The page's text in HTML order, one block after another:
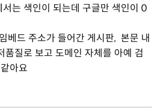
는 색인이 되는데 구글만 색인이 0
베드 주소가 들어간 게시판, 본문 내
품질로 보고 도메인 자체를 아예 검
아요